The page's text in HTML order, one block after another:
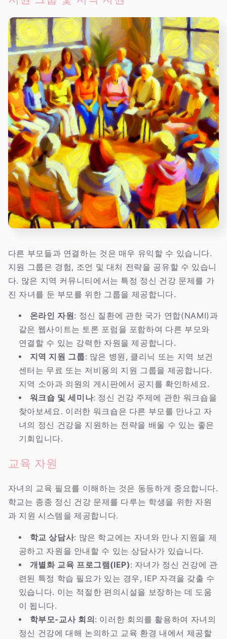
다른 부모들과 연결하는 것은 매우 유익할 수 있습니다.
지원 그룹은 경험, 조언 및 대처 전략을 공유할 수 있습니
다. 많은 지역 커뮤니티에서는 특정 정신 건강 문제를 가
진 자녀를 둔 부모를 위한 그룹을 제공합니다.
온라인 자원: 정신 질환에 관한 국가 연합(NAMI)과
같은 웹사이트는 토론 포럼을 포함하여 다른 부모와
연결할 수 있는 강력한 자원을 제공합니다.
지역 지원 그룹: 많은 병원, 클리닉 또는 지역 보건
센터는 무료 또는 저비용의 지원 그룹을 제공합니다.
지역 소아과 의원의 게시판에서 공지를 확인하세요.
워크숍 및 세미나: 정신 건강 주제에 관한 워크숍을
찾아보세요. 이러한 워크숍은 다른 부모를 만나고 자
녀의 정신 건강을 지원하는 전략을 배울 수 있는 좋은
기회입니다.
교육 자원
자녀의 교육 필요를 이해하는 것은 동등하게 중요합니다.
학교는 종종 정신 건강 문제를 다루는 학생을 위한 자원
과 지원 시스템을 제공합니다.
학교 상담사: 많은 학교에는 자녀와 만나 지원을 제
공하고 자원을 안내할 수 있는 상담사가 있습니다.
개별화 교육 프로그램(IEP): 자녀가 정신 건강에 관
련된 특정 학습 필요가 있는 경우, IEP 자격을 갖출 수
있습니다. 이는 적절한 편의시설을 보장하는 데 도움
이 됩니다.
학부모-교사 회의 : 이러한 회의를 활용하여 자녀의
정신 건강에 대해 논의하고 교육 환경 내에서 제공할